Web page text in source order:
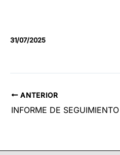
31/07/2025
ANTERIOR
INFORME DE